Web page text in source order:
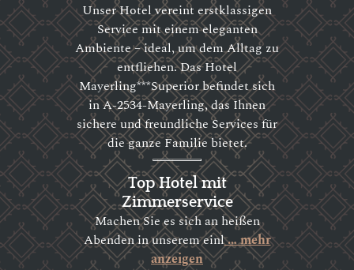
Unser Hotel vereint erstklassigen
Service mit einem eleganten
Ambiente – ideal, um dem Alltag zu
entfliehen. Das Hotel
Mayerling***Superior befindet sich
in A-2534-Mayerling, das Ihnen
sichere und freundliche Services für
die ganze Familie bietet.
Top Hotel mit
Zimmerservice
Machen Sie es sich an heißen
Abenden in unserem einl… mehr
anzeigen